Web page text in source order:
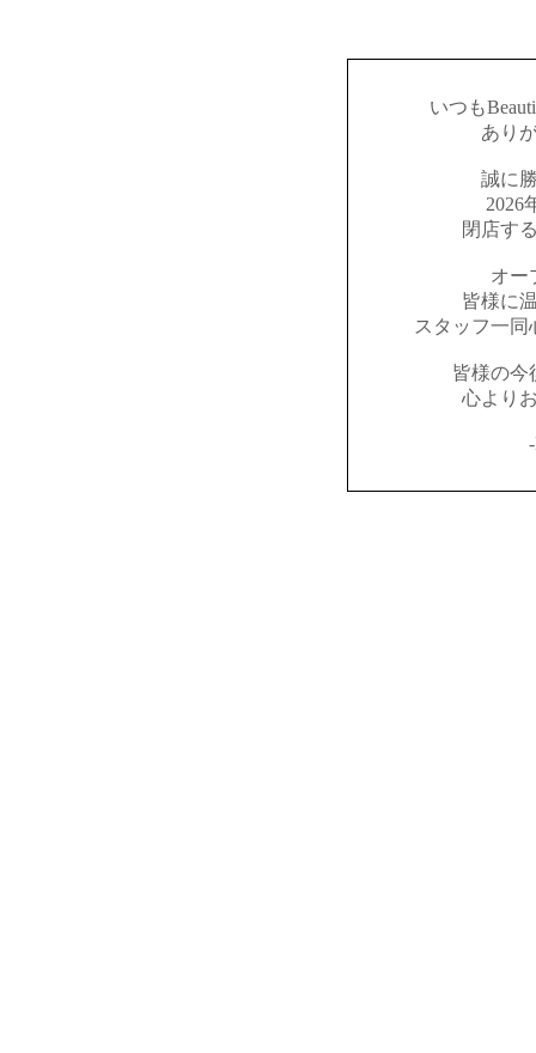
いつも
あり
誠に
2026
閉店す
オー
皆様に
スタッフ一
皆様の今
心より